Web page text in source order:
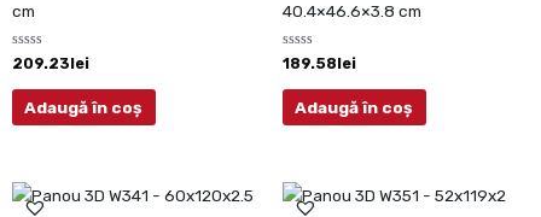
cm
Evaluat
la
0
din
209.23lei
Adaugă în coș
40.4×46.6×3.8 cm
Evaluat
la
0
din
189.58lei
Adaugă în coș